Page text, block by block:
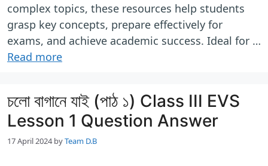
complex topics, these resources help students
grasp key concepts, prepare effectively for
exams, and achieve academic success. Ideal for …
Read more
চলো বাগানে যাই (পাঠ ১) Class III EVS
Lesson 1 Question Answer
17 April 2024 byTeam D.B